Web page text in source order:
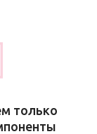
только